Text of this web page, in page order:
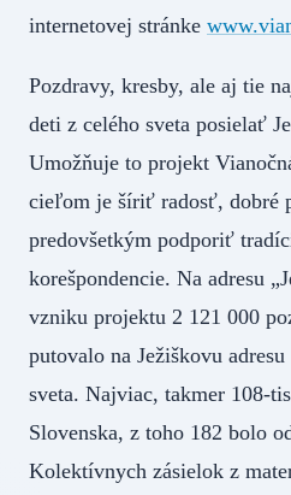
internetovej stránke
Pozdravy, kresby, ale aj tie
deti z celého sveta posielať
Umožňuje to projekt
cieľom je šíriť radosť, dobré
predovšetkým podporiť
korešpondencie. Na adresu
vzniku projektu 2 121 000
putovalo na Ježiškovu
sveta. Najviac, takmer 108-
Slovenska, z toho 182 bolo
Kolektívnych zásielok z